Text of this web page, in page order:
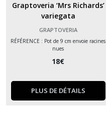
Graptoveria ‘Mrs Richards’
variegata
GRAPTOVERIA
RÉFÉRENCE : Pot de 9 cm envoie racines
nues
18€
PLUS DE DÉTAILS